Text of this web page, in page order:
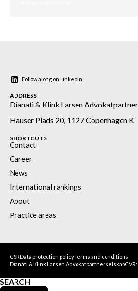
Follow along on LinkedIn
ADDRESS
Dianati & Klink Larsen
Hauser Plads 20, 1127 Copenhagen K
SHORTCUTS
Contact
Career
News
International rankings
About
Practice areas
Dianati & Klink Larsen Advokatpartnerselskab
CSRData protection policyTerms and conditions
SEARCH